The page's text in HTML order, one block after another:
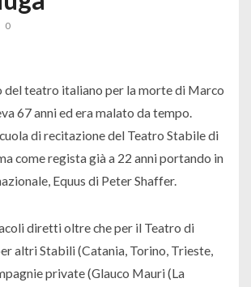
0
del teatro italiano per la morte di Marco
67 anni ed era malato da tempo.
di recitazione del Teatro Stabile di
come regista già a 22 anni portando in
Equus di Peter Shaffer.
diretti oltre che per il Teatro di
altri Stabili (Catania, Torino, Trieste,
private (Glauco Mauri (La